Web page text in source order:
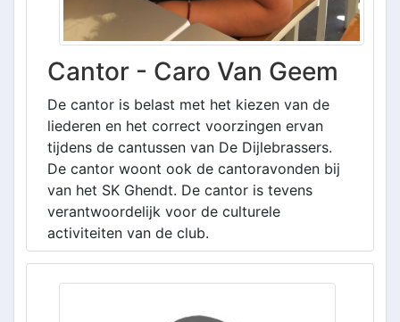
Cantor - Caro Van Geem
De cantor is belast met het kiezen van de
liederen en het correct voorzingen ervan
tijdens de cantussen van De Dijlebrassers.
De cantor woont ook de cantoravonden bij
van het SK Ghendt. De cantor is tevens
verantwoordelijk voor de culturele
activiteiten van de club.